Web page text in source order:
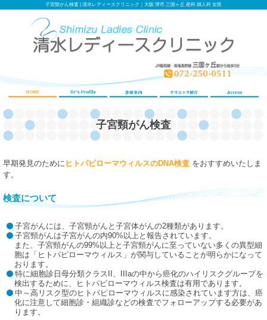
子宮頸がん検査 | 清水レディースクリニック｜大阪 堺市 三国ヶ丘 産科 婦人科 女医
子宮頸がん検査
早期発見のために ヒトパピローマウィルスのDNA検査 をおすすめいたしま
す。
検査について
子宮がんには、子宮頸がんと子宮体がんの2種類があります。
子宮頸がんは子宮がんの内90%以上と報告されています。
また、子宮頸がんの99%以上と子宮頸がんに至っていない多くの異型細
胞は「ヒトパピローマウィルス」が関与していることが明らかになって
おります。
特に細胞診日母分類クラスII、IIIaの中から癌化のハイリスクグループを
検出するために、ヒトパピローマウィルス検査は有用であります。
中～高リスク型のヒトパピローマウィルスに感染されています方は、癌
化に注意して細胞診・組織診などの検査でフォローアップする必要があ
ります。